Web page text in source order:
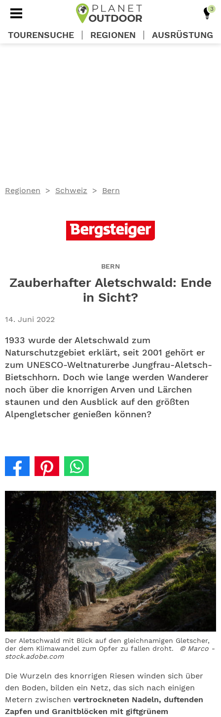
Regionen Schweiz Bern
BERN
Zauberhafter Aletschwald: Ende
in Sicht?
14. Juni 2022
1933 wurde der Aletschwald zum
Naturschutzgebiet erklärt, seit 2001 gehört er
zum UNESCO-Weltnaturerbe Jungfrau-Aletsch-
Bietschhorn. Doch wie lange werden Wanderer
noch über die knorrigen Arven und Lärchen
staunen und den Ausblick auf den größten
Alpengletscher genießen können?
Der Aletschwald mit Blick auf den gleichnamigen Gletscher,
der dem Klimawandel zum Opfer zu fallen droht.
© Marco -
stock.adobe.com
Die Wurzeln des knorrigen Riesen winden sich über
den Boden, bilden ein Netz, das sich nach einigen
Metern zwischen vertrockneten Nadeln, duftenden
Zapfen und Granitblöcken mit giftgrünem
TOURENSUCHE REGIONEN AUSRÜSTUNG
NEWSLETTER